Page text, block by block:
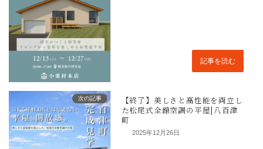
お名前
必須 メールアドレス
記事を読む
次の記事
2025年12月26日